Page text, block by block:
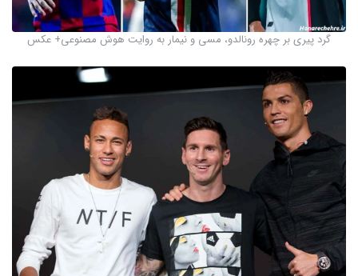
گرد پیری بر چهره رونالدو، مسی و نیمار به روایت هوش مصنوعی+ عکس